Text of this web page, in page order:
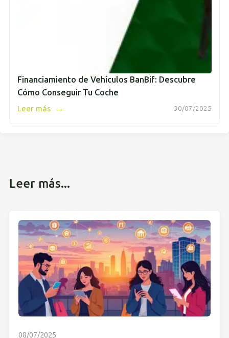
Financiamiento de Vehículos BanBif: Descubre
Cómo Conseguir Tu Coche
30/07/2025
Leer más →
Leer más...
08/07/2025